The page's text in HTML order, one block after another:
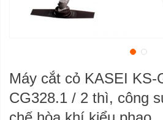
Máy cắt cỏ KASEI KS-
CG328.1 / 2 thì, công